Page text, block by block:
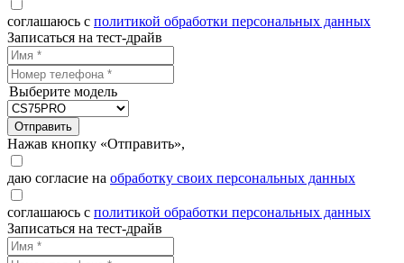
соглашаюсь с политикой обработки персональных данных
Записаться на тест-драйв
Выберите модель
Отправить
Нажав кнопку «Отправить»,
даю согласие на обработку своих персональных данных
соглашаюсь с политикой обработки персональных данных
Записаться на тест-драйв